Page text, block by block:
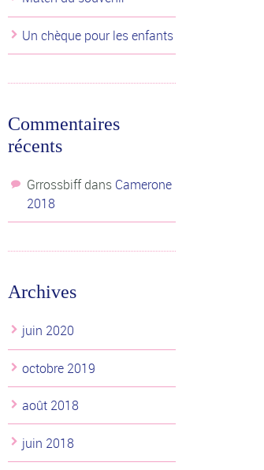
Un chèque pour les enfants
Commentaires
récents
Grrossbiffdans Camerone
2018
Archives
juin 2020
octobre 2019
août 2018
juin 2018